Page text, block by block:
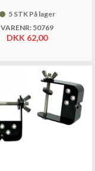
5 STK På lager
VARENR: 50769
DKK 62,00